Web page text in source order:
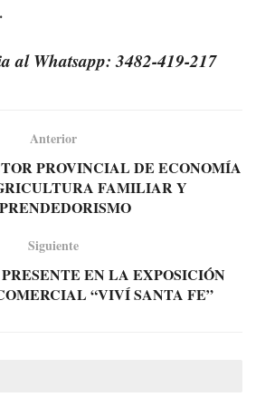
al Whatsapp: 3482-419-217
Anterior
PROVINCIAL DE ECONOMÍA
FAMILIAR Y
Siguiente
EN LA EXPOSICIÓN
“VIVÍ SANTA FE”